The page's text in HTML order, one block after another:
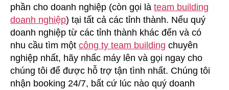
phần cho doanh nghiệp (còn gọi là team building
doanh nghiệp) tại tất cả các tỉnh thành. Nếu quý
doanh nghiệp từ các tỉnh thành khác đến và có
nhu cầu tìm một công ty team building chuyên
nghiệp nhất, hãy nhấc máy lên và gọi ngay cho
chúng tôi để được hỗ trợ tận tình nhất. Chúng tôi
nhận booking 24/7, bất cứ lúc nào quý doanh